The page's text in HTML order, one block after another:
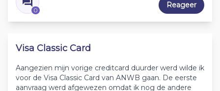
0
Reageer
Visa Classic Card
Aangezien mijn vorige creditcard duurder werd wilde ik
voor de Visa Classic Card van ANWB gaan. De eerste
aanvraag werd afgewezen omdat ik nog de andere